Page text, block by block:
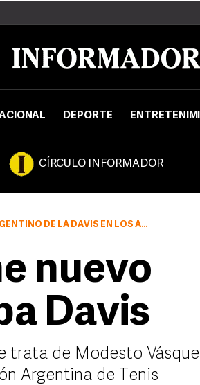
DEPORTE
CÍRCULO INFORMADOR
LA DAVIS EN LOS AÑOS 1966, 68 Y 70
nuevo
Davis
trata de Modesto
Argentina de Tenis